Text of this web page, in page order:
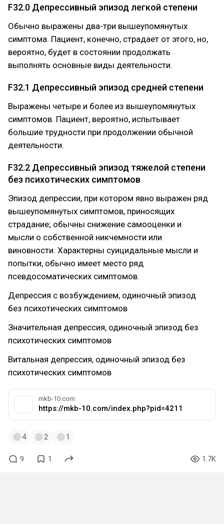
F32.0 Депрессивный эпизод легкой степени
Обычно выражены два-три вышеупомянутых
симптома. Пациент, конечно, страдает от этого, но,
вероятно, будет в состоянии продолжать
выполнять основные виды деятельности.
F32.1 Депрессивный эпизод средней степени
Выражены четыре и более из вышеупомянутых
симптомов. Пациент, вероятно, испытывает
большие трудности при продолжении обычной
деятельности.
F32.2 Депрессивный эпизод тяжелой степени
без психотических симптомов
Эпизод депрессии, при котором явно выражен ряд
вышеупомянутых симптомов, приносящих
страдание; обычны снижение самооценки и
мысли о собственной никчемности или
виновности. Характерны суицидальные мысли и
попытки, обычно имеет место ряд
псевдосоматических симптомов.
Депрессия с возбуждением, одиночный эпизод
без психотических симптомов
Значительная депрессия, одиночный эпизод без
психотических симптомов
Витальная депрессия, одиночный эпизод без
психотических симптомов
mkb-10.com
https://mkb-10.com/index.php?pid=4211
4 2 1
9 1 1.7K